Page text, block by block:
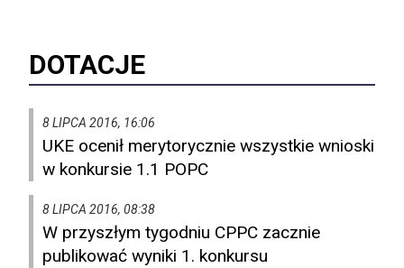
DOTACJE
8 LIPCA 2016, 16:06
UKE ocenił merytorycznie wszystkie wnioski
w konkursie 1.1 POPC
8 LIPCA 2016, 08:38
W przyszłym tygodniu CPPC zacznie
publikować wyniki 1. konkursu